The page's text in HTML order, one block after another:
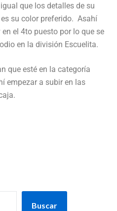
que los detalles de su
su color preferido. Asahí
el 4to puesto por lo que se
en la división Escuelita.
que esté en la categoría
empezar a subir en las
Buscar